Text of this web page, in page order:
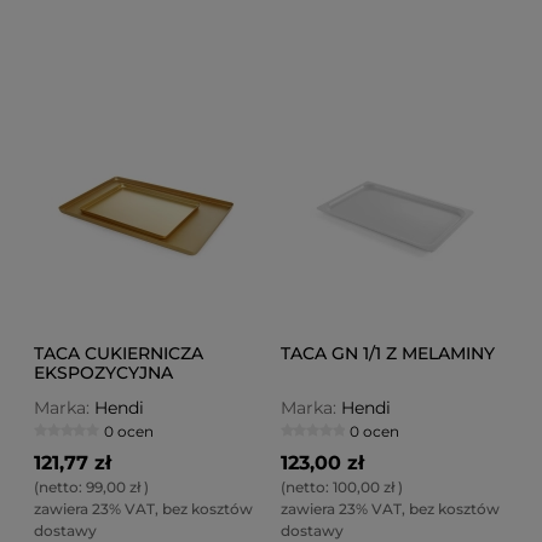
TACA CUKIERNICZA
EKSPOZYCYJNA
Marka: Hendi
0 ocen
121,77 zł
(netto: 99,00 zł)
zawiera 23% VAT, bez kosztów
dostawy
TACA GN 1/1 Z MELAMINY
Marka: Hendi
0 ocen
123,00 zł
(netto: 100,00 zł)
zawiera 23% VAT, bez kosztów
dostawy